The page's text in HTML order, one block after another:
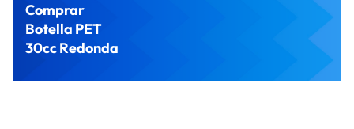
Comprar
Botella PET
30cc Redonda